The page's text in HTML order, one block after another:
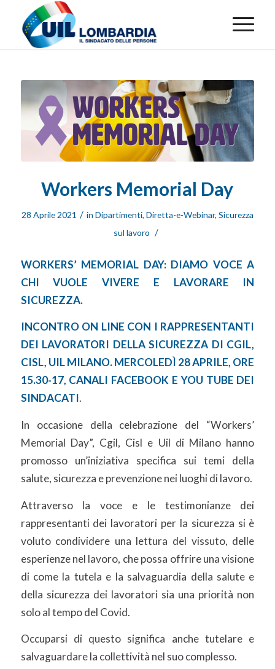
Workers Memorial Day
28 Aprile 2021 / in Dipartimenti, Diretta-e-Webinar, Sicurezza
sul lavoro /
WORKERS’ MEMORIAL DAY: DIAMO VOCE A
CHI VUOLE VIVERE E LAVORARE IN
SICUREZZA.
INCONTRO ON LINE CON I RAPPRESENTANTI
DEI LAVORATORI DELLA SICUREZZA DI CGIL,
CISL, UIL MILANO. MERCOLEDÌ 28 APRILE, ORE
15.30-17, CANALI FACEBOOK E YOU TUBE DEI
SINDACATI.
In occasione della celebrazione del “Workers’
Memorial Day”, Cgil, Cisl e Uil di Milano hanno
promosso un’iniziativa specifica sui temi della
salute, sicurezza e prevenzione nei luoghi di lavoro.
Attraverso la voce e le testimonianze dei
rappresentanti dei lavoratori per la sicurezza si è
voluto condividere una lettura del vissuto, delle
esperienze nel lavoro, che possa offrire una visione
di come la tutela e la salvaguardia della salute e
della sicurezza dei lavoratori sia una priorità non
solo al tempo del Covid.
Occuparsi di questo significa anche tutelare e
salvaguardare la collettività nel suo complesso.